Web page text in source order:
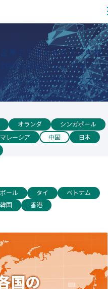
業のホワイトカラー人材
紹介会社ジェイ エイ シー
イレクターやアナリスト
オランダ
シンガポール
マレーシア 中国
日本
ール タイ
ベトナム
韓国 香港